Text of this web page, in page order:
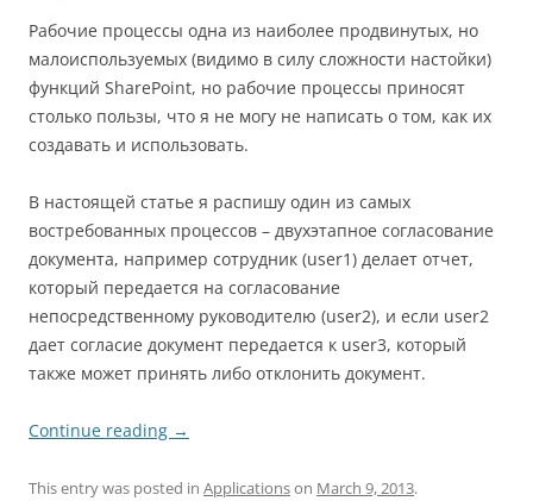
Рабочие процессы одна из наиболее продвинутых, но
малоиспользуемых (видимо в силу сложности настойки)
функций SharePoint, но рабочие процессы приносят
столько пользы, что я не могу не написать о том, как их
создавать и использовать.
В настоящей статье я распишу один из самых
востребованных процессов – двухэтапное согласование
документа, например сотрудник (user1) делает отчет,
который передается на согласование
непосредственному руководителю (user2), и если user2
дает согласие документ передается к user3, который
также может принять либо отклонить документ.
Continue reading →
This entry was posted in Applicationson March 9, 2013.